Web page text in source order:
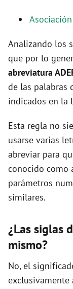
Analizando los
que por lo
abreviatura
de las palabras
indicados en la
Esta regla no
usarse varias
abreviar para
conocido como
parámetros
similares.
¿Las siglas
mismo?
No, el